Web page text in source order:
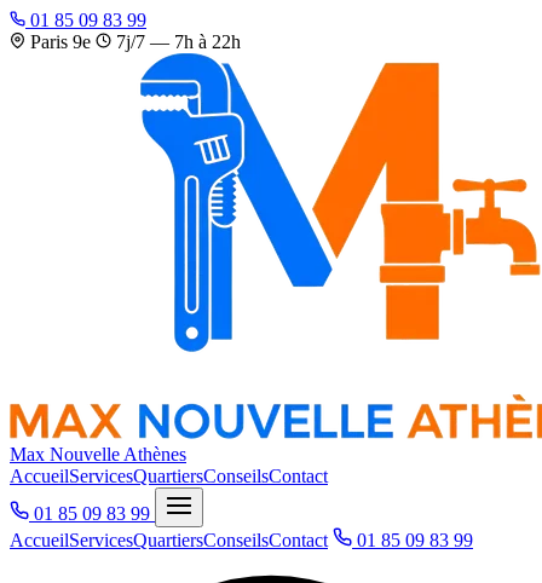
01 85 09 83 99
Paris 9e
7j/7 — 7h à 22h
Max Nouvelle Athènes
AccueilServicesQuartiersConseilsContact
01 85 09 83 99
AccueilServicesQuartiersConseilsContact 01 85 09 83 99